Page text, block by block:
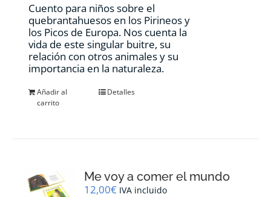
Cuento para niños sobre el
quebrantahuesos en los Pirineos y
los Picos de Europa. Nos cuenta la
vida de este singular buitre, su
relación con otros animales y su
importancia en la naturaleza.
Añadir al
carrito
Detalles
Me voy a comer el mundo
12,00€ IVA incluido